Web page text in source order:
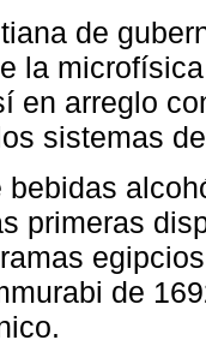
de
la
en arreglo
sistemas
bebidas
primeras
de